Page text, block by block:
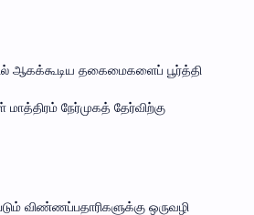
ஆகக்கூடிய தகைமைகளைப் பூர்த்தி
நேர்முகத் தேர்விற்கு
விண்ணப்பதாரிகளுக்கு ஒருவழி